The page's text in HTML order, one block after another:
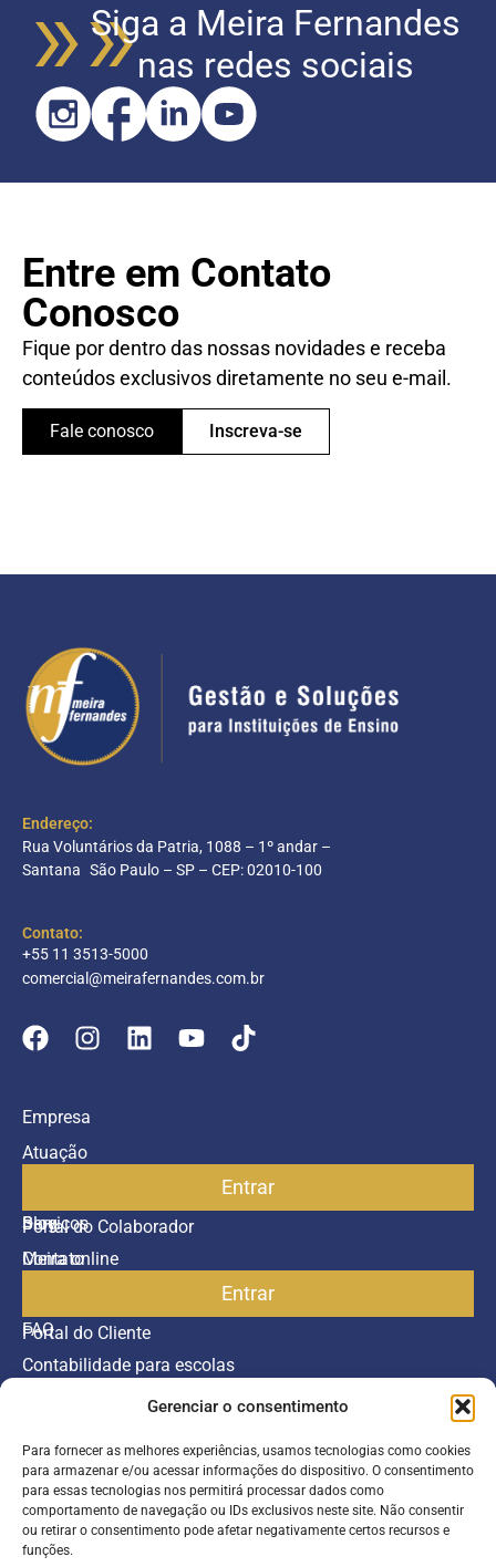
Gerenciar o consentimento
Para fornecer as melhores experiências, usamos tecnologias como cookies
para armazenar e/ou acessar informações do dispositivo. O consentimento
para essas tecnologias nos permitirá processar dados como
comportamento de navegação ou IDs exclusivos neste site. Não consentir
ou retirar o consentimento pode afetar negativamente certos recursos e
funções.
Siga a Meira Fernandes
nas redes sociais
Entre em Contato
Conosco
Fique por dentro das nossas novidades e receba
conteúdos exclusivos diretamente no seu e-mail.
Fale conosco Inscreva-se
Endereço:
Rua Voluntários da Patria, 1088 – 1º andar –
Santana São Paulo – SP – CEP: 02010-100
Contato:
+55 11 3513-5000
comercial@meirafernandes.com.br
Empresa
Atuação
Blog
Contato
Portal do Colaborador
Entrar
Serviços
Meira online
FAQ
Contabilidade para escolas
Portal do Cliente
Entrar
©2026 Todos os direitos reservados.
Política de Privacidade